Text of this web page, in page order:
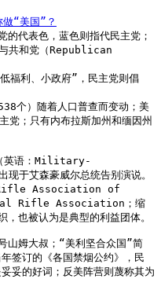
“美国”？
代表色，蓝色则指代民主党；
共和党（Republican
福利、小政府”，民主党则倡
个）随着人口普查而变动；美
党；只有内布拉斯加州和缅因州
英语：Military-
艾森豪威尔总统告别演说。
Rifle Association of
Rifle Association；缩
，也被认为是典型的利益团体。
姆大叔；“美利坚合众国”简
签订的《各国禁烟公约》，民
妥的好词；反美阵营则蔑称其为